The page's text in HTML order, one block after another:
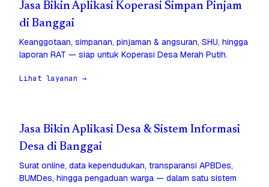
Jasa Bikin Aplikasi Koperasi Simpan Pinjam
di Banggai
Keanggotaan, simpanan, pinjaman & angsuran, SHU, hingga
laporan RAT — siap untuk Koperasi Desa Merah Putih.
Lihat layanan →
Jasa Bikin Aplikasi Desa & Sistem Informasi
Desa di Banggai
Surat online, data kependudukan, transparansi APBDes,
BUMDes, hingga pengaduan warga — dalam satu sistem